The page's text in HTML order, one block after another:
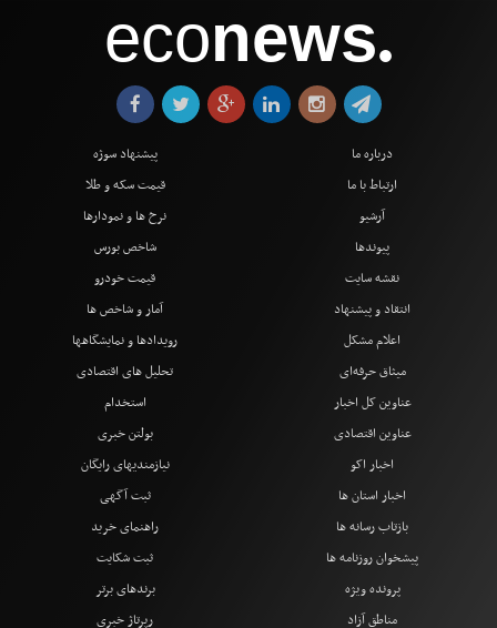
econews●
درباره ما
ارتباط با ما
آرشیو
پیوندها
نقشه سایت
انتقاد و پیشنهاد
اعلام مشکل
میثاق حرفه‌ای
پیشنهاد سوژه
قیمت سکه و طلا
نرخ ها و نمودارها
شاخص بورس
قیمت خودرو
آمار و شاخص ها
رویدادها و نمایشگاهها
تحلیل های اقتصادی
عناوین کل اخبار
عناوین اقتصادی
اخبار اکو
اخبار استان ها
بازتاب رسانه ها
پیشخوان روزنامه ها
پرونده ویژه
مناطق آزاد
استخدام
بولتن خبری
نیازمندیهای رایگان
ثبت آگهی
راهنمای خرید
ثبت شکایت
برندهای برتر
رپرتاژ خبری